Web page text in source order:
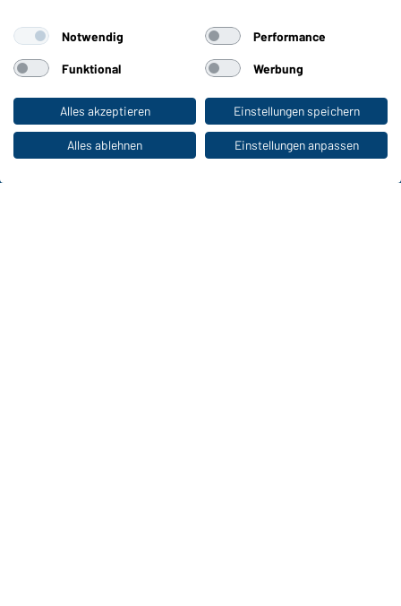
Zum Privatkunden-Shop
Farben
WORKWEAR COLLECTION
Die ideale Wahl für Professionals: Kollektionen
entdecken!
Notwendig Performance
Funktional Werbung
Alles akzeptieren Einstellungen speichern
Alles ablehnen Einstellungen anpassen